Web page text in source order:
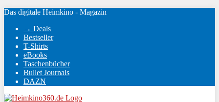
Skip
main
content
Das digitale Heimkino - Magazin
→ Deals
Bestseller
T-Shirts
eBooks
Taschenbücher
Bullet Journals
DAZN